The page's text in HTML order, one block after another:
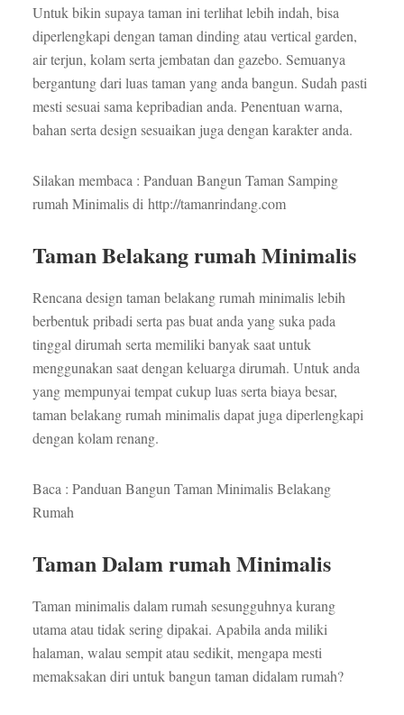
Untuk bikin supaya taman ini terlihat lebih indah, bisa
diperlengkapi dengan taman dinding atau vertical garden,
air terjun, kolam serta jembatan dan gazebo. Semuanya
bergantung dari luas taman yang anda bangun. Sudah pasti
mesti sesuai sama kepribadian anda. Penentuan warna,
bahan serta design sesuaikan juga dengan karakter anda.
Silakan membaca : Panduan Bangun Taman Samping
rumah Minimalis di http://tamanrindang.com
Taman Belakang rumah Minimalis
Rencana design taman belakang rumah minimalis lebih
berbentuk pribadi serta pas buat anda yang suka pada
tinggal dirumah serta memiliki banyak saat untuk
menggunakan saat dengan keluarga dirumah. Untuk anda
yang mempunyai tempat cukup luas serta biaya besar,
taman belakang rumah minimalis dapat juga diperlengkapi
dengan kolam renang.
Baca : Panduan Bangun Taman Minimalis Belakang
Rumah
Taman Dalam rumah Minimalis
Taman minimalis dalam rumah sesungguhnya kurang
utama atau tidak sering dipakai. Apabila anda miliki
halaman, walau sempit atau sedikit, mengapa mesti
memaksakan diri untuk bangun taman didalam rumah?